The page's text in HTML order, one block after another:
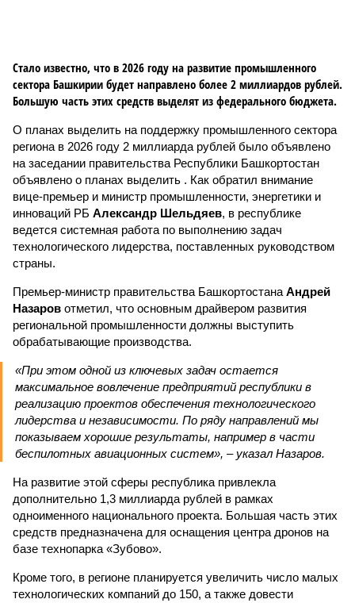
Стало известно, что в 2026 году на развитие промышленного
сектора Башкирии будет направлено более 2 миллиардов рублей.
Большую часть этих средств выделят из федерального бюджета.
О планах выделить на поддержку промышленного сектора
региона в 2026 году 2 миллиарда рублей было объявлено
на заседании правительства Республики Башкортостан
объявлено о планах выделить . Как обратил внимание
вице-премьер и министр промышленности, энергетики и
инноваций РБ Александр Шельдяев, в республике
ведется системная работа по выполнению задач
технологического лидерства, поставленных руководством
страны.
Премьер-министр правительства Башкортостана Андрей
Назаров отметил, что основным драйвером развития
региональной промышленности должны выступить
обрабатывающие производства.
«При этом одной из ключевых задач остается
максимальное вовлечение предприятий республики в
реализацию проектов обеспечения технологического
лидерства и независимости. По ряду направлений мы
показываем хорошие результаты, например в части
беспилотных авиационных систем», – указал Назаров.
На развитие этой сферы республика привлекла
дополнительно 1,3 миллиарда рублей в рамках
одноименного национального проекта. Большая часть этих
средств предназначена для оснащения центра дронов на
базе технопарка «Зубово».
Кроме того, в регионе планируется увеличить число малых
технологических компаний до 150, а также довести